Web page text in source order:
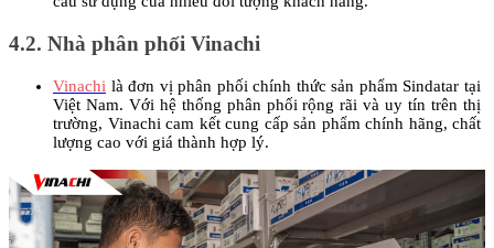
4.2. Nhà phân phối Vinachi
Vinachi là đơn vị phân phối chính thức sản phẩm Sindatar tại
Việt Nam. Với hệ thống phân phối rộng rãi và uy tín trên thị
trường, Vinachi cam kết cung cấp sản phẩm chính hãng, chất
lượng cao với giá thành hợp lý.